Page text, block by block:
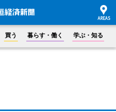
買う 暮らす・働く 学ぶ・知る